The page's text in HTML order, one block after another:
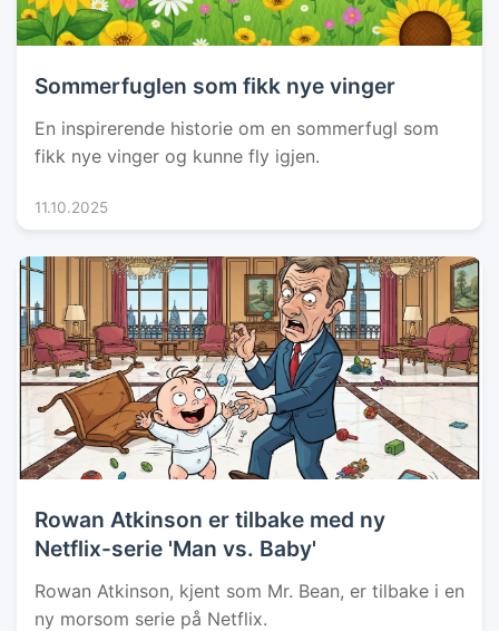
Sommerfuglen som fikk nye vinger
En inspirerende historie om en sommerfugl som
fikk nye vinger og kunne fly igjen.
11.10.2025
Rowan Atkinson er tilbake med ny
Netflix-serie 'Man vs. Baby'
Rowan Atkinson, kjent som Mr. Bean, er tilbake i en
ny morsom serie på Netflix.